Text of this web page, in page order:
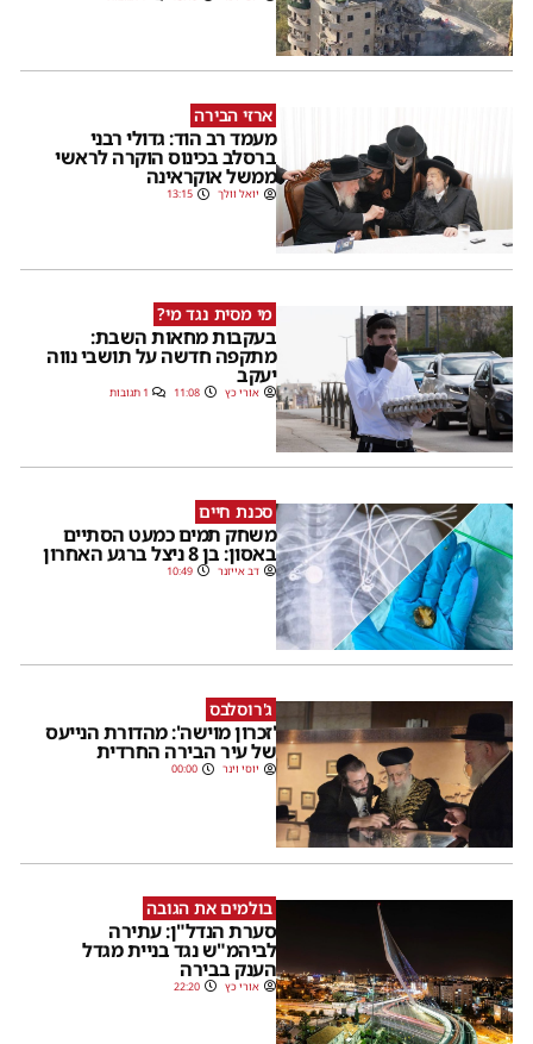
ארזי הבירה
מעמד רב הוד: גדולי רבני
ברסלב בכינוס הוקרה לראשי
ממשל אוקראינה
יואל וולך 13:15
מי מסית נגד מי?
בעקבות מחאות השבת:
מתקפה חדשה על תושבי נווה
יעקב
אורי כץ 11:08 1 תגובות
סכנת חיים
משחק תמים כמעט הסתיים
באסון: בן 8 ניצל ברגע האחרון
דב אייזנר 10:49
ג'רוסלבס
'זכרון מוישה': מהדורת הנייעס
של עיר הבירה החרדית
יוסי וינר 00:00
בולמים את הגובה
סערת הנדל"ן: עתירה
לביהמ"ש נגד בניית מגדל
הענק בבירה
אורי כץ 22:20